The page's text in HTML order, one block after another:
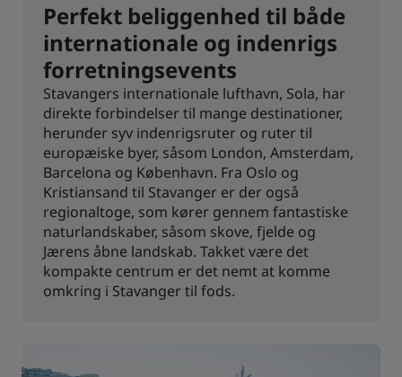
Perfekt beliggenhed til både
internationale og indenrigs
forretningsevents
Stavangers internationale lufthavn, Sola, har
direkte forbindelser til mange destinationer,
herunder syv indenrigsruter og ruter til
europæiske byer, såsom London, Amsterdam,
Barcelona og København. Fra Oslo og
Kristiansand til Stavanger er der også
regionaltoge, som kører gennem fantastiske
naturlandskaber, såsom skove, fjelde og
Jærens åbne landskab. Takket være det
kompakte centrum er det nemt at komme
omkring i Stavanger til fods.